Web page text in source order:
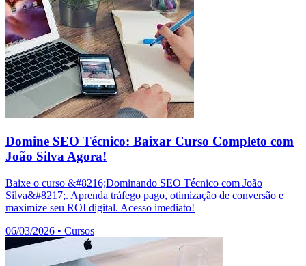
Domine SEO Técnico: Baixar Curso Completo com
João Silva Agora!
Baixe o curso &#8216;Dominando SEO Técnico com João
Silva&#8217;. Aprenda tráfego pago, otimização de conversão e
maximize seu ROI digital. Acesso imediato!
06/03/2026 • Cursos